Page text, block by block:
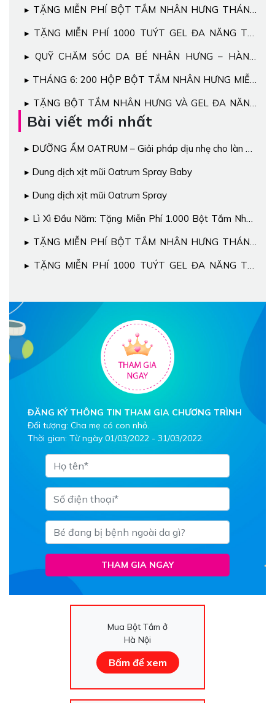
TẶNG MIỄN PHÍ BỘT TẮM NHÂN HƯNG THÁNG
TẶNG MIỄN PHÍ 1000 TUÝT GEL ĐA NĂNG TRỊ
QUỸ CHĂM SÓC DA BÉ NHÂN HƯNG – HÀNH
THÁNG 6: 200 HỘP BỘT TẮM NHÂN HƯNG MIỄN
TẶNG BỘT TẮM NHÂN HƯNG VÀ GEL ĐA NĂNG
MIỄN PHÍ
Bài viết mới nhất
DƯỠNG ẨM OATRUM – Giải pháp dịu nhẹ cho làn da
Dung dịch xịt mũi Oatrum Spray Baby
Dung dịch xịt mũi Oatrum Spray
Lì Xì Đầu Năm: Tặng Miễn Phí 1.000 Bột Tắm Nhân
TẶNG MIỄN PHÍ BỘT TẮM NHÂN HƯNG THÁNG
TẶNG MIỄN PHÍ 1000 TUÝT GEL ĐA NĂNG TRỊ
ĐĂNG KÝ THÔNG TIN THAM GIA CHƯƠNG TRÌNH
Đối tượng: Cha mẹ có con nhỏ.
Thời gian: Từ ngày 01/03/2022 - 31/03/2022.
THAM GIA NGAY
Mua Bột Tắm ở
Hà Nội
Bấm để xem